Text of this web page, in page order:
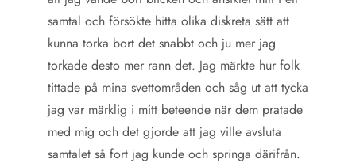
samtal och försökte hitta olika diskreta sätt att
kunna torka bort det snabbt och ju mer jag
torkade desto mer rann det. Jag märkte hur folk
tittade på mina svettområden och såg ut att tycka
jag var märklig i mitt beteende när dem pratade
med mig och det gjorde att jag ville avsluta
samtalet så fort jag kunde och springa därifrån.